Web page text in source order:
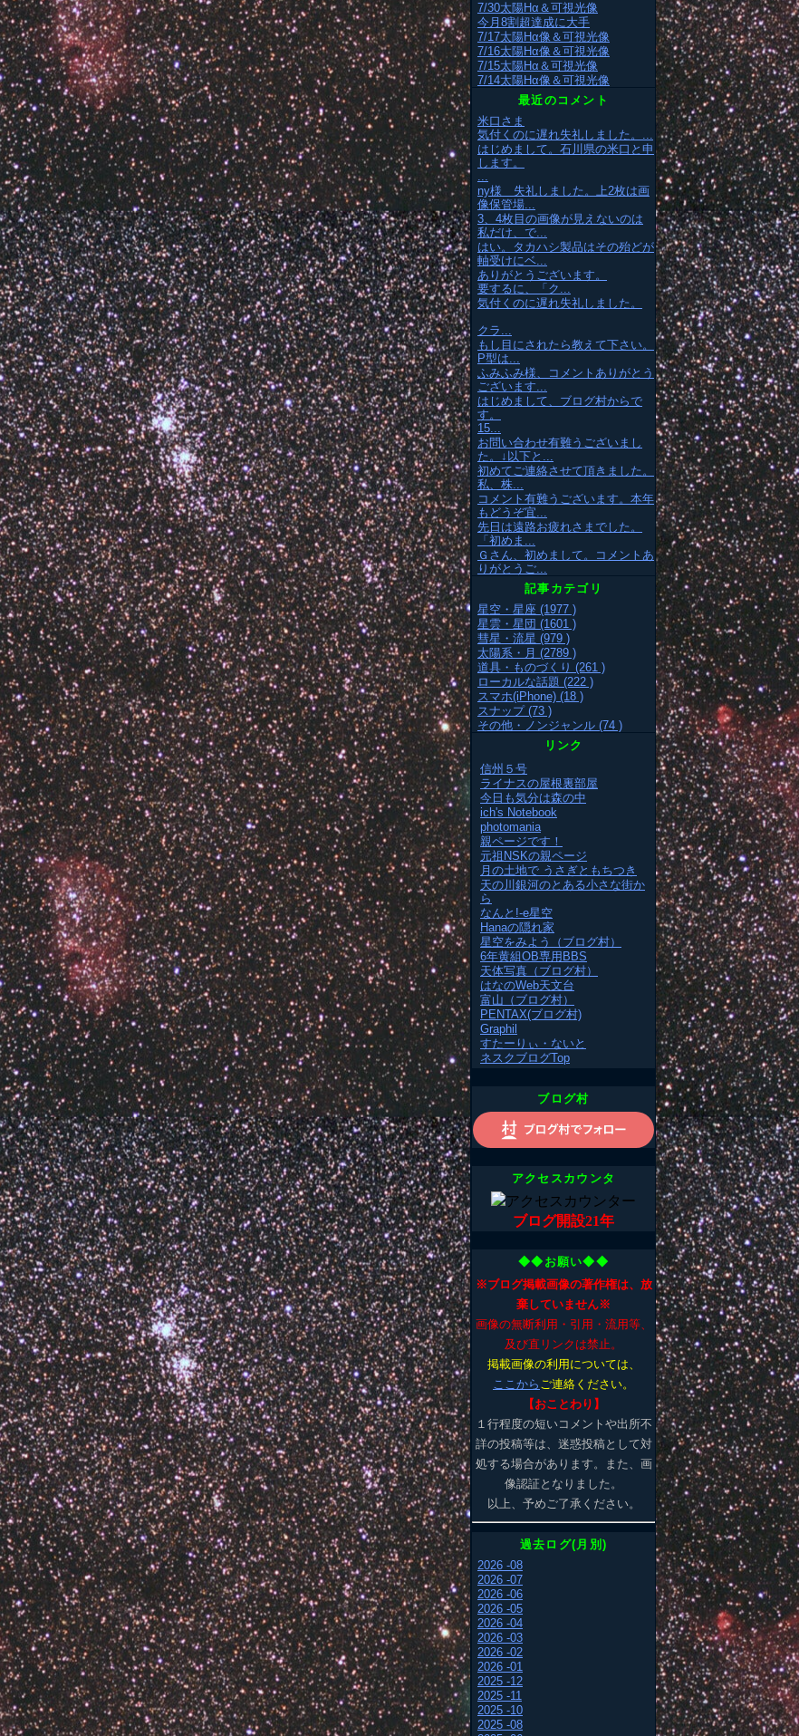
7/30太陽Hα＆可視光像
今月8割超達成に大手
7/17太陽Hα像＆可視光像
7/16太陽Hα像＆可視光像
7/15太陽Hα＆可視光像
7/14太陽Hα像＆可視光像
最近のコメント
米口さま
気付くのに遅れ失礼しました。...
はじめまして。石川県の米口と申
します。
...
ny様 失礼しました。上2枚は画
像保管場...
3、4枚目の画像が見えないのは
私だけ、で...
はい。タカハシ製品はその殆どが
軸受けにベ...
ありがとうございます。
要するに、「ク...
気付くのに遅れ失礼しました。
クラ...
もし目にされたら教えて下さい。
P型は...
ふみふみ様、コメントありがとう
ございます...
はじめまして、ブログ村からで
す。
15...
お問い合わせ有難うございまし
た。↓以下と...
初めてご連絡させて頂きました。
私、株...
コメント有難うございます。本年
もどうぞ宜...
先日は遠路お疲れさまでした。
「初めま...
Ｇさん、初めまして。コメントあ
りがとうご...
記事カテゴリ
星空・星座 (1977 )
星雲・星団 (1601 )
彗星・流星 (979 )
太陽系・月 (2789 )
道具・ものづくり (261 )
ローカルな話題 (222 )
スマホ(iPhone) (18 )
スナップ (73 )
その他・ノンジャンル (74 )
リンク
信州５号
ライナスの屋根裏部屋
今日も気分は森の中
ich's Notebook
photomania
親ページです！
元祖NSKの親ページ
月の土地で うさぎともちつき
天の川銀河のとある小さな街か
ら
なんと!-e星空
Hanaの隠れ家
星空をみよう（ブログ村）
6年黄組OB専用BBS
天体写真（ブログ村）
はなのWeb天文台
富山（ブログ村）
PENTAX(ブログ村)
Graphil
すたーりぃ・ないと
ネスクブログTop
ブログ村
アクセスカウンタ
ブログ開設21年
◆◆お願い◆◆
※ブログ掲載画像の著作権は、放
棄していません※
画像の無断利用・引用・流用等、
及び直リンクは禁止。
掲載画像の利用については、
ここから ご連絡ください。
【おことわり】
１行程度の短いコメントや出所不
詳の投稿等は、迷惑投稿として対
処する場合があります。また、画
像認証となりました。
以上、予めご了承ください。
過去ログ(月別)
2026 -08
2026 -07
2026 -06
2026 -05
2026 -04
2026 -03
2026 -02
2026 -01
2025 -12
2025 -11
2025 -10
2025 -08